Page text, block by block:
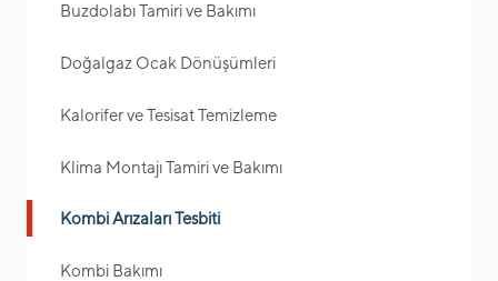
Buzdolabı Tamiri ve Bakımı
Doğalgaz Ocak Dönüşümleri
Kalorifer ve Tesisat Temizleme
Klima Montajı Tamiri ve Bakımı
Kombi Arızaları Tesbiti
Kombi Bakımı